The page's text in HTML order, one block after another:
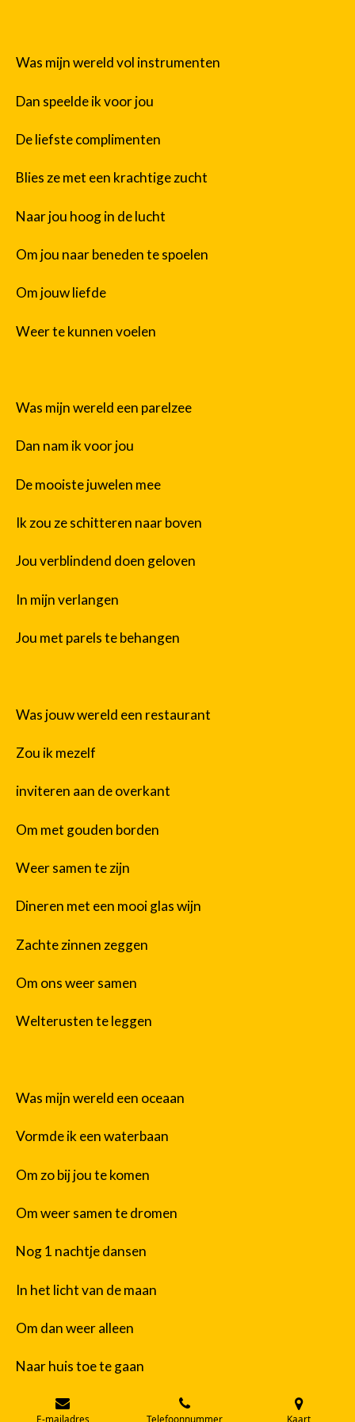
Was mijn wereld vol instrumenten
Dan speelde ik voor jou
De liefste complimenten
Blies ze met een krachtige zucht
Naar jou hoog in de lucht
Om jou naar beneden te spoelen
Om jouw liefde
Weer te kunnen voelen
Was mijn wereld een parelzee
Dan nam ik voor jou
De mooiste juwelen mee
Ik zou ze schitteren naar boven
Jou verblindend doen geloven
In mijn verlangen
Jou met parels te behangen
Was jouw wereld een restaurant
Zou ik mezelf
inviteren aan de overkant
Om met gouden borden
Weer samen te zijn
Dineren met een mooi glas wijn
Zachte zinnen zeggen
Om ons weer samen
Welterusten te leggen
Was mijn wereld een oceaan
Vormde ik een waterbaan
Om zo bij jou te komen
Om weer samen te dromen
Nog 1 nachtje dansen
In het licht van de maan
Om dan weer alleen
Naar huis toe te gaan
E-mailadres Telefoonnummer Kaart